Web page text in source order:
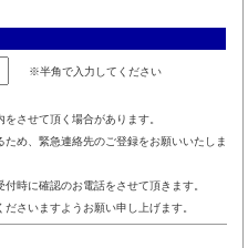
※半角で入力してください
させて頂く場合があります。
め、緊急連絡先のご登録をお願いいたしま
時に確認のお電話をさせて頂きます。
さいますようお願い申し上げます。